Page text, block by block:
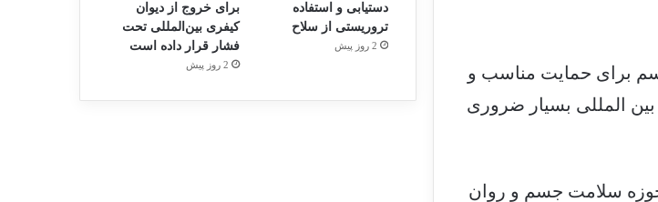
برای حمایت مناسب و
المللی بسیار ضروری
حوزه سلامت جسم و روان
دستیابی و استفاده
تروریستی از سلاح
2 روز پیش
برای خروج از دیوان
کیفری بین‌المللی تحت
فشار قرار داده است
2 روز پیش